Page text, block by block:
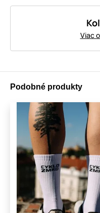
Viac
Podobné produkty